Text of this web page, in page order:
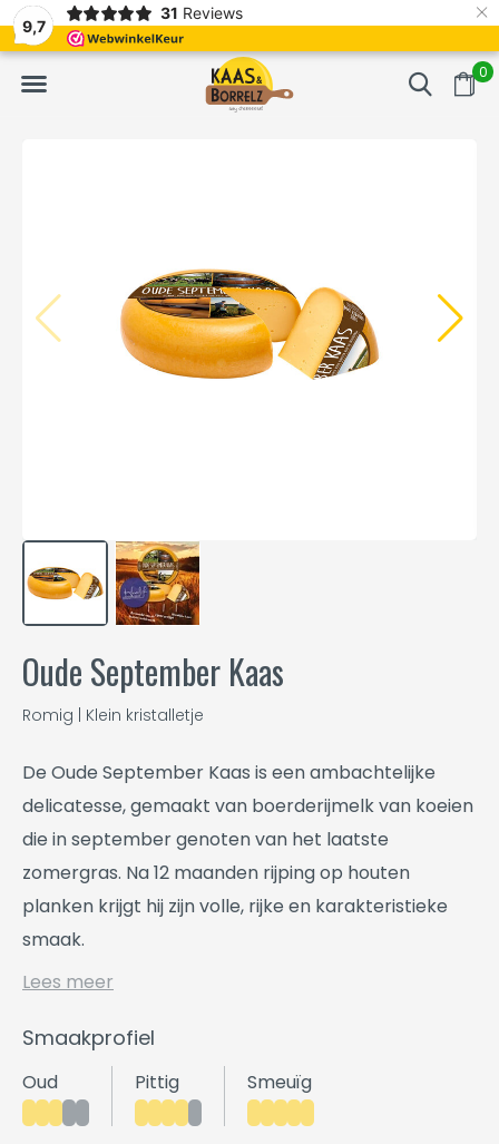
9,7
31 Reviews ×
0
Vaak volgende dag geleverd Gratis bezorgd
Oude September Kaas
Romig | Klein kristalletje
De Oude September Kaas is een ambachtelijke
delicatesse, gemaakt van boerderijmelk van koeien
die in september genoten van het laatste
zomergras. Na 12 maanden rijping op houten
planken krijgt hij zijn volle, rijke en karakteristieke
smaak.
Lees meer
Smaakprofiel
Oud Pittig Smeuïg